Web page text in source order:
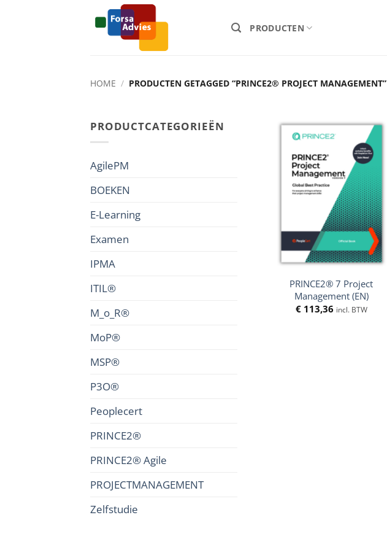
PRODUCTEN
HOME / PRODUCTEN GETAGGED “PRINCE2® PROJECT MANAGEMENT”
PRODUCTCATEGORIEËN
AgilePM
BOEKEN
E-Learning
Examen
IPMA
ITIL®
M_o_R®
MoP®
MSP®
P3O®
Peoplecert
PRINCE2®
PRINCE2® Agile
PROJECTMANAGEMENT
Zelfstudie
PRINCE2® 7 Project
Management (EN)
€113,36 incl. BTW